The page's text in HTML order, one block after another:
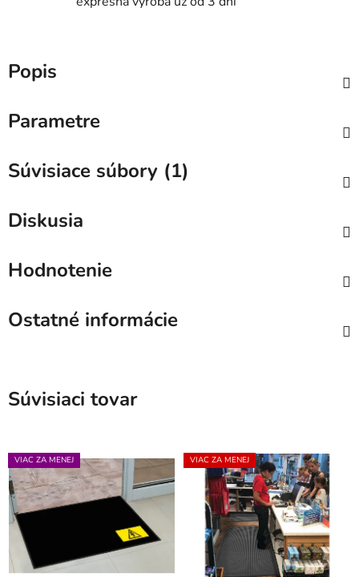
Popis
Parametre
Súvisiace súbory (1)
Diskusia
Hodnotenie
Ostatné informácie
Súvisiaci tovar
VIAC ZA MENEJ VIAC ZA MENEJ